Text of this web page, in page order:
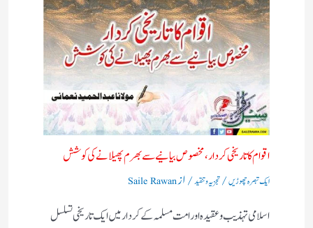
اقوام کا تاریخی کردار،مخصوص بیانیے سے بھرم پھیلانے کی کوشش
ایک تبصرہ چھوڑیں/تجزیہ و تنقید/ ازSaile Rawan
اسلامی تہذیب و عقیدہ اور امت مسلمہ کے کردار میں ایک تاریخی تسلسل